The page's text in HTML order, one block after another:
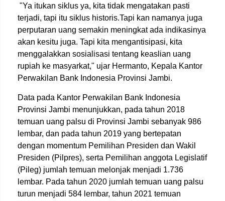
"Ya itukan siklus ya, kita tidak mengatakan pasti
terjadi, tapi itu siklus historis.Tapi kan namanya juga
perputaran uang semakin meningkat ada indikasinya
akan kesitu juga. Tapi kita mengantisipasi, kita
menggalakkan sosialisasi tentang keaslian uang
rupiah ke masyarkat," ujar Hermanto, Kepala Kantor
Perwakilan Bank Indonesia Provinsi Jambi.
Data pada Kantor Perwakilan Bank Indonesia
Provinsi Jambi menunjukkan, pada tahun 2018
temuan uang palsu di Provinsi Jambi sebanyak 986
lembar, dan pada tahun 2019 yang bertepatan
dengan momentum Pemilihan Presiden dan Wakil
Presiden (Pilpres), serta Pemilihan anggota Legislatif
(Pileg) jumlah temuan melonjak menjadi 1.736
lembar. Pada tahun 2020 jumlah temuan uang palsu
turun menjadi 584 lembar, tahun 2021 temuan